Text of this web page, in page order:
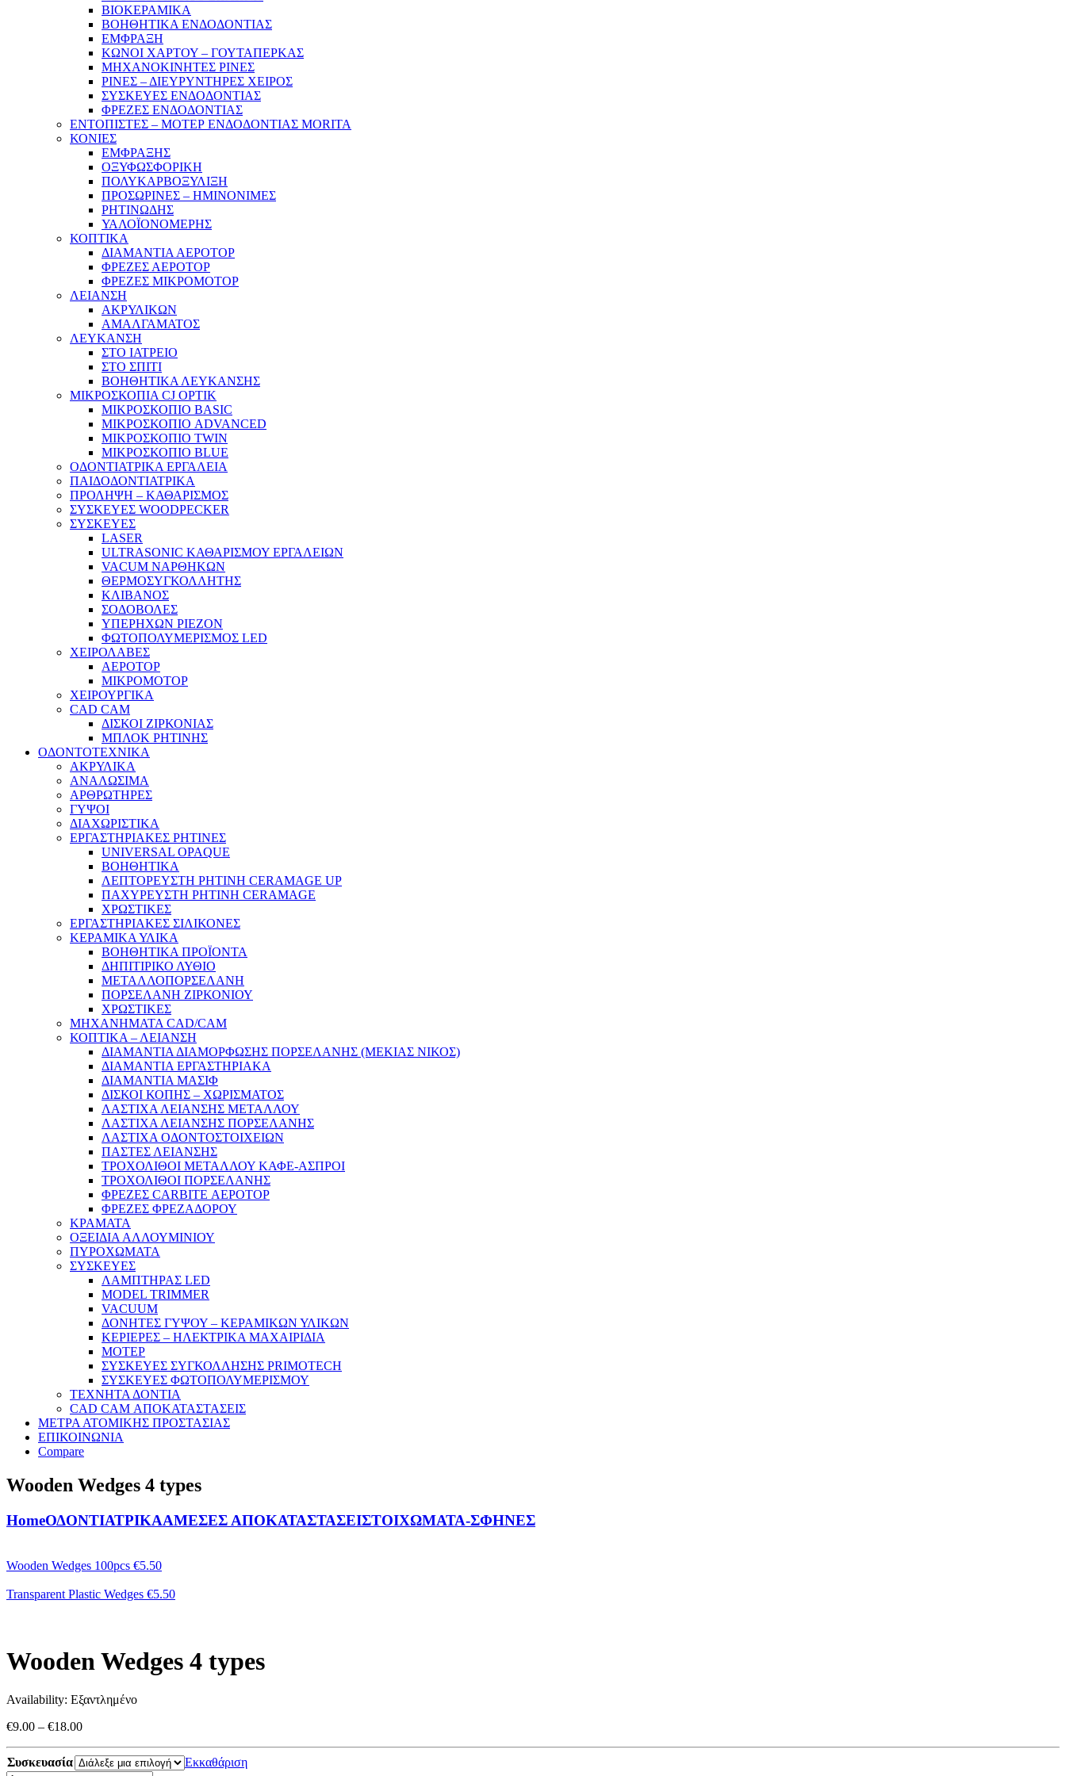
ΒΙΟΚΕΡΑΜΙΚΑ
ΒΟΗΘΗΤΙΚΑ ΕΝΔΟΔΟΝΤΙΑΣ
ΕΜΦΡΑΞΗ
ΚΩΝΟΙ ΧΑΡΤΟΥ – ΓΟΥΤΑΠΕΡΚΑΣ
ΜΗΧΑΝΟΚΙΝΗΤΕΣ ΡΙΝΕΣ
ΡΙΝΕΣ – ΔΙΕΥΡΥΝΤΗΡΕΣ ΧΕΙΡΟΣ
ΣΥΣΚΕΥΕΣ ΕΝΔΟΔΟΝΤΙΑΣ
ΦΡΕΖΕΣ ΕΝΔΟΔΟΝΤΙΑΣ
ΕΝΤΟΠΙΣΤΕΣ – ΜΟΤΕΡ ΕΝΔΟΔΟΝΤΙΑΣ MORITA
ΚΟΝΙΕΣ
ΕΜΦΡΑΞΗΣ
ΟΞΥΦΩΣΦΟΡΙΚΗ
ΠΟΛΥΚΑΡΒΟΞΥΛΙΞΗ
ΠΡΟΣΩΡΙΝΕΣ – ΗΜΙΝΟΝΙΜΕΣ
ΡΗΤΙΝΩΔΗΣ
ΥΑΛΟΪΟΝΟΜΕΡΗΣ
ΚΟΠΤΙΚΑ
ΔΙΑΜΑΝΤΙΑ ΑΕΡΟΤΟΡ
ΦΡΕΖΕΣ ΑΕΡΟΤΟΡ
ΦΡΕΖΕΣ ΜΙΚΡΟΜΟΤΟΡ
ΛΕΙΑΝΣΗ
ΑΚΡΥΛΙΚΩΝ
ΑΜΑΛΓΑΜΑΤΟΣ
ΛΕΥΚΑΝΣΗ
ΣΤΟ ΙΑΤΡΕΙΟ
ΣΤΟ ΣΠΙΤΙ
ΒΟΗΘΗΤΙΚΑ ΛΕΥΚΑΝΣΗΣ
ΜΙΚΡΟΣΚΟΠΙΑ CJ OPTIK
ΜΙΚΡΟΣΚΟΠΙΟ BASIC
ΜΙΚΡΟΣΚΟΠΙΟ ADVANCED
ΜΙΚΡΟΣΚΟΠΙΟ TWIN
ΜΙΚΡΟΣΚΟΠΙΟ BLUE
ΟΔΟΝΤΙΑΤΡΙΚΑ ΕΡΓΑΛΕΙΑ
ΠΑΙΔΟΔΟΝΤΙΑΤΡΙΚΑ
ΠΡΟΛΗΨΗ – ΚΑΘΑΡΙΣΜΟΣ
ΣΥΣΚΕΥΕΣ WOODPECKER
ΣΥΣΚΕΥΕΣ
LASER
ULTRASONIC ΚΑΘΑΡΙΣΜΟΥ ΕΡΓΑΛΕΙΩΝ
VACUM ΝΑΡΘΗΚΩΝ
ΘΕΡΜΟΣΥΓΚΟΛΛΗΤΗΣ
ΚΛΙΒΑΝΟΣ
ΣΟΔΟΒΟΛΕΣ
ΥΠΕΡΗΧΩΝ PIEZON
ΦΩΤΟΠΟΛΥΜΕΡΙΣΜΟΣ LED
ΧΕΙΡΟΛΑΒΕΣ
ΑΕΡΟΤΟΡ
ΜΙΚΡΟΜΟΤΟΡ
ΧΕΙΡΟΥΡΓΙΚΑ
CAD CAM
ΔΙΣΚΟΙ ΖΙΡΚΟΝΙΑΣ
ΜΠΛΟΚ ΡΗΤΙΝΗΣ
ΟΔΟΝΤΟΤΕΧΝΙΚΑ
ΑΚΡΥΛΙΚΑ
ΑΝΑΛΩΣΙΜΑ
ΑΡΘΡΩΤΗΡΕΣ
ΓΥΨΟΙ
ΔΙΑΧΩΡΙΣΤΙΚΑ
ΕΡΓΑΣΤΗΡΙΑΚΕΣ ΡΗΤΙΝΕΣ
UNIVERSAL OPAQUE
ΒΟΗΘΗΤΙΚΑ
ΛΕΠΤΟΡΕΥΣΤΗ ΡΗΤΙΝΗ CERAMAGE UP
ΠΑΧΥΡΕΥΣΤΗ ΡΗΤΙΝΗ CERAMAGE
ΧΡΩΣΤΙΚΕΣ
ΕΡΓΑΣΤΗΡΙΑΚΕΣ ΣΙΛΙΚΟΝΕΣ
ΚΕΡΑΜΙΚΑ ΥΛΙΚΑ
ΒΟΗΘΗΤΙΚΑ ΠΡΟΪΟΝΤΑ
ΔΗΠΙΤΙΡΙΚΟ ΛΥΘΙΟ
ΜΕΤΑΛΛΟΠΟΡΣΕΛΑΝΗ
ΠΟΡΣΕΛΑΝΗ ΖΙΡΚΟΝΙΟΥ
ΧΡΩΣΤΙΚΕΣ
ΜΗΧΑΝΗΜΑΤΑ CAD/CAM
ΚΟΠΤΙΚΑ – ΛΕΙΑΝΣΗ
ΔΙΑΜΑΝΤΙΑ ΔΙΑΜΟΡΦΩΣΗΣ ΠΟΡΣΕΛΑΝΗΣ (ΜΕΚΙΑΣ ΝΙΚΟΣ)
ΔΙΑΜΑΝΤΙΑ ΕΡΓΑΣΤΗΡΙΑΚΑ
ΔΙΑΜΑΝΤΙΑ ΜΑΣΙΦ
ΔΙΣΚΟΙ ΚΟΠΗΣ – ΧΩΡΙΣΜΑΤΟΣ
ΛΑΣΤΙΧΑ ΛΕΙΑΝΣΗΣ ΜΕΤΑΛΛΟΥ
ΛΑΣΤΙΧΑ ΛΕΙΑΝΣΗΣ ΠΟΡΣΕΛΑΝΗΣ
ΛΑΣΤΙΧΑ ΟΔΟΝΤΟΣΤΟΙΧΕΙΩΝ
ΠΑΣΤΕΣ ΛΕΙΑΝΣΗΣ
ΤΡΟΧΟΛΙΘΟΙ ΜΕΤΑΛΛΟΥ ΚΑΦΕ-ΑΣΠΡΟΙ
ΤΡΟΧΟΛΙΘΟΙ ΠΟΡΣΕΛΑΝΗΣ
ΦΡΕΖΕΣ CARBITE ΑΕΡΟΤΟΡ
ΦΡΕΖΕΣ ΦΡΕΖΑΔΟΡΟΥ
ΚΡΑΜΑΤΑ
ΟΞΕΙΔΙΑ ΑΛΛΟΥΜΙΝΙΟΥ
ΠΥΡΟΧΩΜΑΤΑ
ΣΥΣΚΕΥΕΣ
ΛΑΜΠΤΗΡΑΣ LED
MODEL TRIMMER
VACUUM
ΔΟΝΗΤΕΣ ΓΥΨΟΥ – ΚΕΡΑΜΙΚΩΝ ΥΛΙΚΩΝ
ΚΕΡΙΕΡΕΣ – ΗΛΕΚΤΡΙΚΑ ΜΑΧΑΙΡΙΔΙΑ
ΜΟΤΕΡ
ΣΥΣΚΕΥΕΣ ΣΥΓΚΟΛΛΗΣΗΣ PRIMOTECH
ΣΥΣΚΕΥΕΣ ΦΩΤΟΠΟΛΥΜΕΡΙΣΜΟΥ
ΤΕΧΝΗΤΑ ΔΟΝΤΙΑ
CAD CAM ΑΠΟΚΑΤΑΣΤΑΣΕΙΣ
ΜΕΤΡΑ ΑΤΟΜΙΚΗΣ ΠΡΟΣΤΑΣΙΑΣ
ΕΠΙΚΟΙΝΩΝΙΑ
Compare
Wooden Wedges 4 types
HomeΟΔΟΝΤΙΑΤΡΙΚΑΑΜΕΣΕΣ ΑΠΟΚΑΤΑΣΤΑΣΕΙΣΤΟΙΧΩΜΑΤΑ-ΣΦΗΝΕΣ
Wooden Wedges 100pcs €5.50
Transparent Plastic Wedges €5.50
Wooden Wedges 4 types
Availability: Εξαντλημένο
€9.00 – €18.00Price
€9.00
through
Συσκευασία Εκκαθάριση